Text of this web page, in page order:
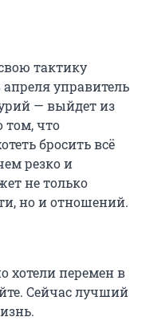
тактику
управитель
— выйдет из
том, что
бросить всё
резко и
не только
но и отношений.
хотели перемен в
Сейчас лучший